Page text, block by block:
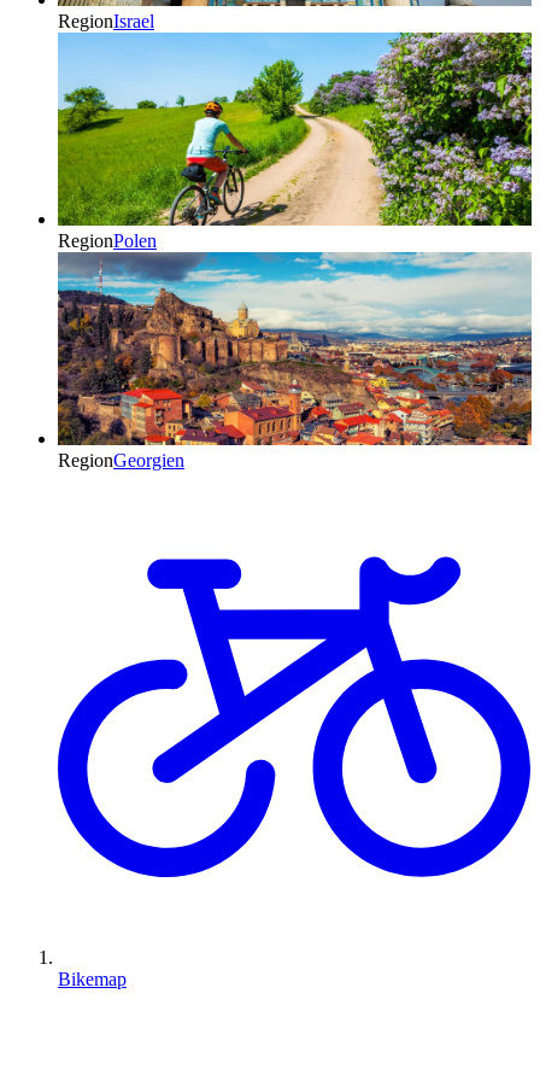
RegionIsrael
RegionPolen
RegionGeorgien
Bikemap